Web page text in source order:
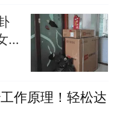
作原理！轻松达